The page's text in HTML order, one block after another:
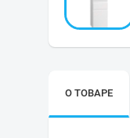
О ТОВАРЕ